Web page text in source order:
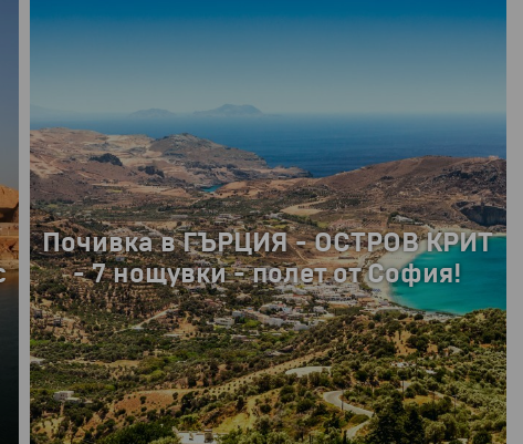
Почивка в ГЪРЦИЯ - ОСТРОВ КРИТ
- 7 нощувки - полет от София!